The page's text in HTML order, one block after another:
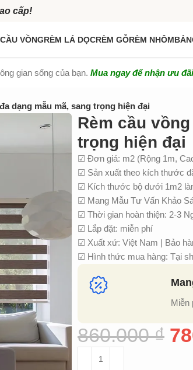
cấp!
VỒNGRÈM LÁ DỌCRÈM GỖRÈM NHÔM
gian sống của bạn. Mua ngay để nhận ưu
dạng mẫu mã, sang trọng hiện đại
Rèm cầu
trọng hiện đại
☑ Đơn giá: m2 (Rộng 1m,
☑ Sản xuất theo kích thước
☑ Kích thước bộ dưới 1m2
☑ Mang Mẫu Tư Vấn Khảo
☑ Thời gian hoàn thiện: 2-3
☑ Lắp đặt: miễn phí
☑ Xuất xứ: Việt Nam | Bảo
☑ Hình thức mua hàng: Tại
Miễn
860.000₫